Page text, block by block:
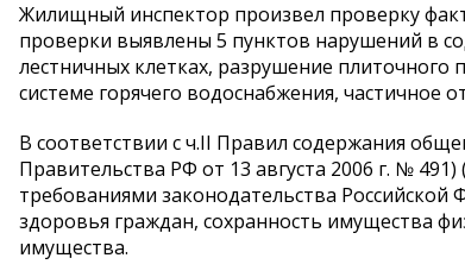
Жилищный инспектор произвел проверку
проверки выявлены 5 пунктов нарушений в
лестничных клетках, разрушение
системе горячего водоснабжения, частичное
В соответствии с ч.II Правил содержания
Правительства РФ от 13 августа 2006 г. №
требованиями законодательства
здоровья граждан, сохранность имущества
имущества.